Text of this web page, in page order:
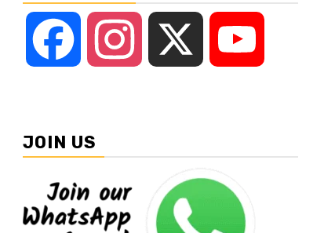
Facebook Instagram
JOIN US